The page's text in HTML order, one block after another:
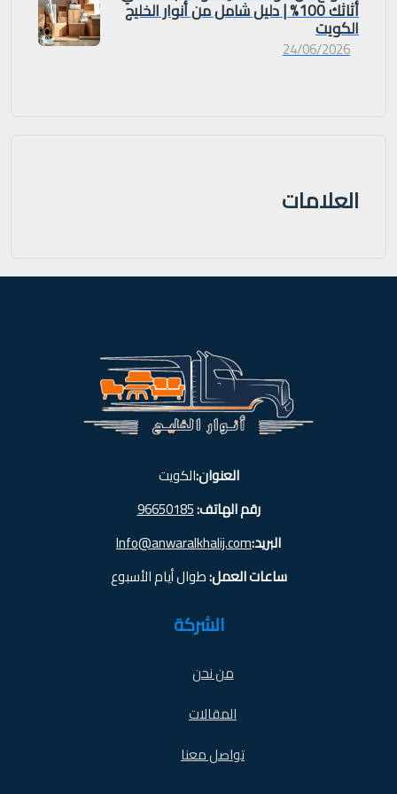
أثاثك 100% | دليل شامل من أنوار الخليج
الكويت
24/06/2026
العلامات
العنوان:الكويت
رقم الهاتف:96650185
البريد:Info@anwaralkhalij.com
ساعات العمل:طوال أيام الأسبوع
الشركة
من نحن
المقالات
تواصل معنا